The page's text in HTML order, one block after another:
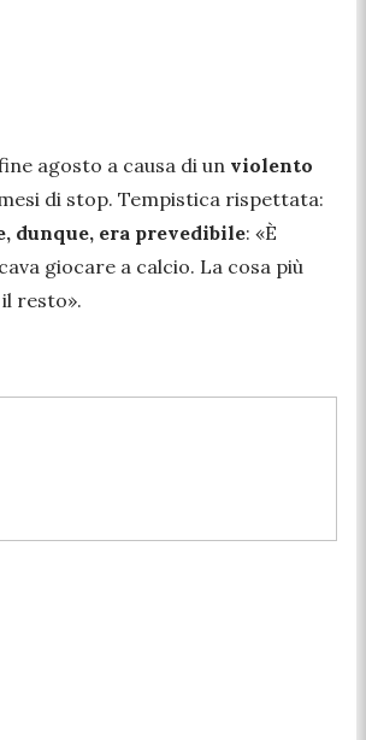
agosto a causa di un violento
di stop. Tempistica rispettata:
dunque, era prevedibile: «È
giocare a calcio. La cosa più
resto».